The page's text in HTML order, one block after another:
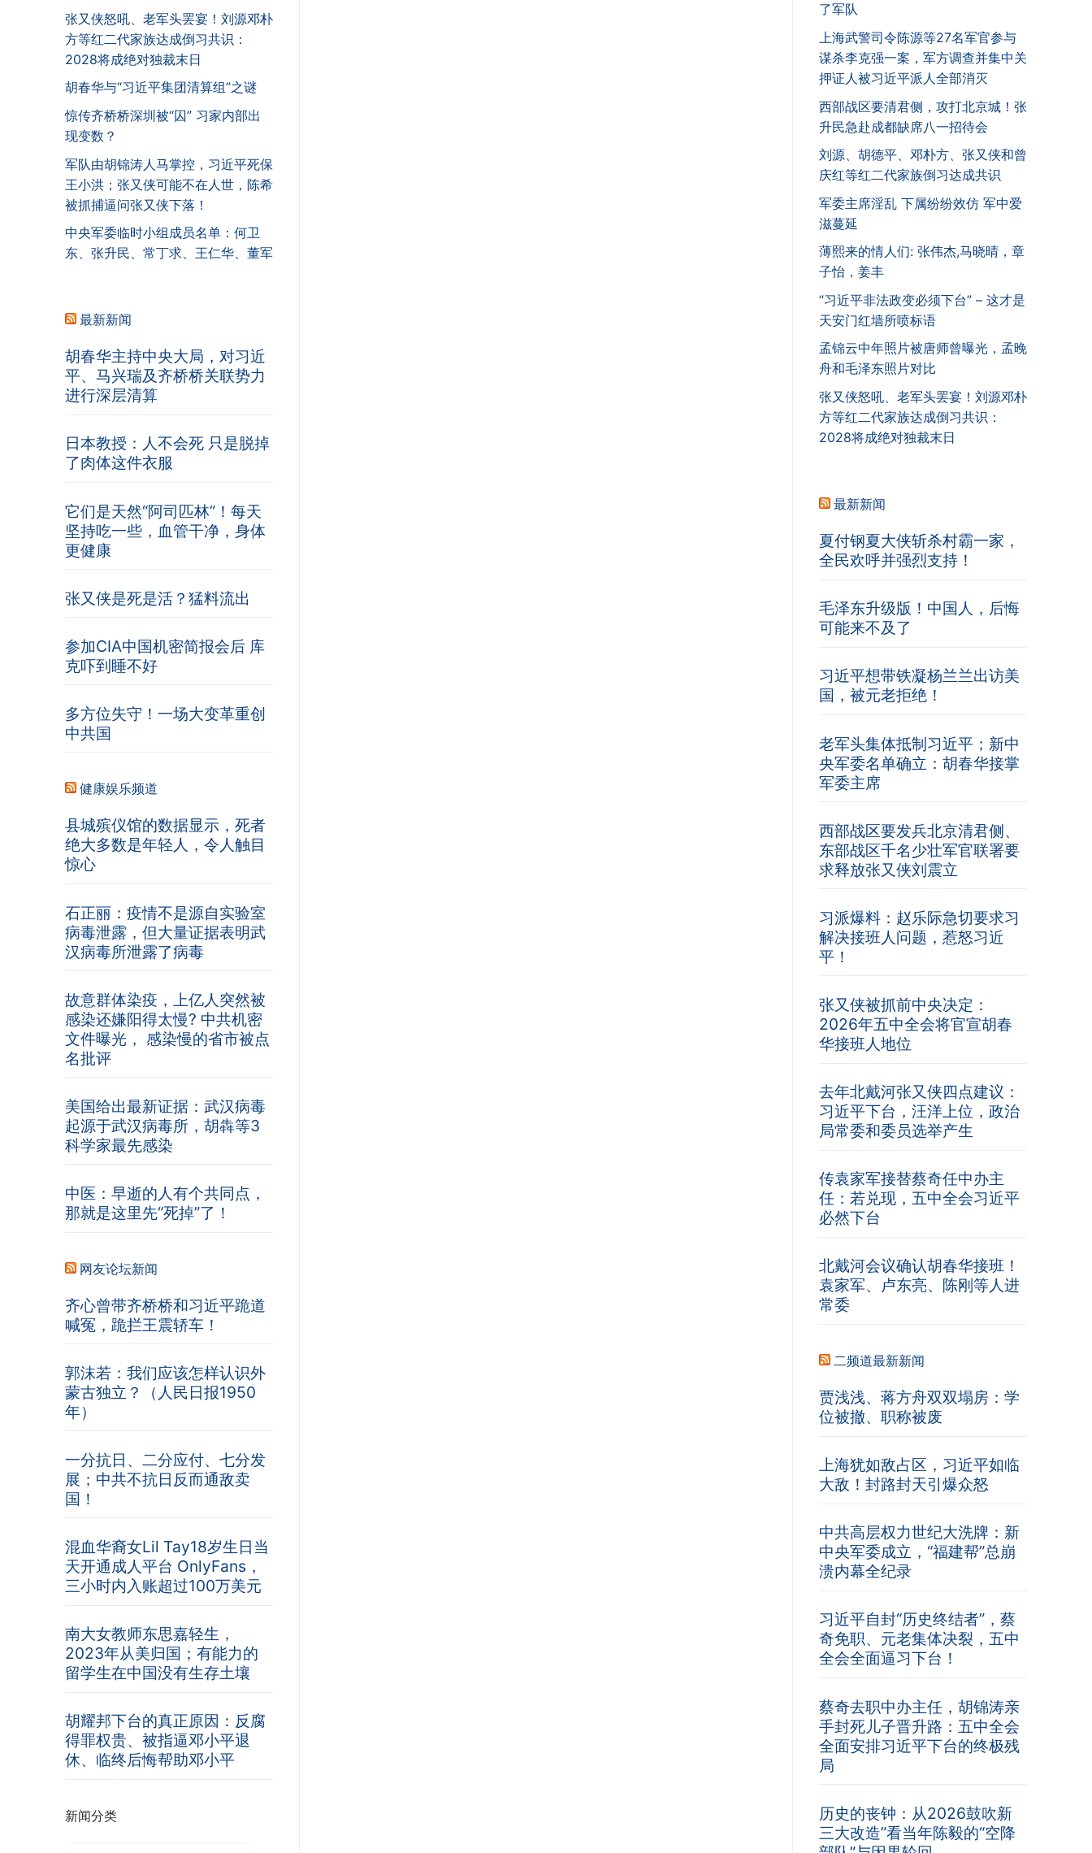
了军队
上海武警司令陈源等27名军官参与
谋杀李克强一案，军方调查并集中关
押证人被习近平派人全部消灭
西部战区要清君侧，攻打北京城！张
升民急赴成都缺席八一招待会
刘源、胡德平、邓朴方、张又侠和曾
庆红等红二代家族倒习达成共识
军委主席淫乱 下属纷纷效仿 军中爱
滋蔓延
薄熙来的情人们: 张伟杰,马晓晴，章
子怡，姜丰
“习近平非法政变必须下台” – 这才是
天安门红墙所喷标语
孟锦云中年照片被唐师曾曝光，孟晚
舟和毛泽东照片对比
张又侠怒吼、老军头罢宴！刘源邓朴
方等红二代家族达成倒习共识：
2028将成绝对独裁末日
最新新闻
夏付钢夏大侠斩杀村霸一家，
全民欢呼并强烈支持！
毛泽东升级版！中国人，后悔
可能来不及了
习近平想带铁凝杨兰兰出访美
国，被元老拒绝！
老军头集体抵制习近平；新中
央军委名单确立：胡春华接掌
军委主席
西部战区要发兵北京清君侧、
东部战区千名少壮军官联署要
求释放张又侠刘震立
习派爆料：赵乐际急切要求习
解决接班人问题，惹怒习近
平！
张又侠被抓前中央决定：
2026年五中全会将官宣胡春
华接班人地位
去年北戴河张又侠四点建议：
习近平下台，汪洋上位，政治
局常委和委员选举产生
传袁家军接替蔡奇任中办主
任：若兑现，五中全会习近平
必然下台
北戴河会议确认胡春华接班！
袁家军、卢东亮、陈刚等人进
常委
二频道最新新闻
贾浅浅、蒋方舟双双塌房：学
位被撤、职称被废
上海犹如敌占区，习近平如临
大敌！封路封天引爆众怒
中共高层权力世纪大洗牌：新
中央军委成立，“福建帮”总崩
溃内幕全纪录
习近平自封“历史终结者”，蔡
奇免职、元老集体决裂，五中
全会全面逼习下台！
蔡奇去职中办主任，胡锦涛亲
手封死儿子晋升路：五中全会
全面安排习近平下台的终极残
局
历史的丧钟：从2026鼓吹新
三大改造”看当年陈毅的“空降
张又侠怒吼、老军头罢宴！刘源邓朴
方等红二代家族达成倒习共识：
2028将成绝对独裁末日
胡春华与“习近平集团清算组”之谜
惊传齐桥桥深圳被“囚” 习家内部出
现变数？
军队由胡锦涛人马掌控，习近平死保
王小洪；张又侠可能不在人世，陈希
被抓捕逼问张又侠下落！
中央军委临时小组成员名单：何卫
东、张升民、常丁求、王仁华、董军
最新新闻
胡春华主持中央大局，对习近
平、马兴瑞及齐桥桥关联势力
进行深层清算
日本教授：人不会死 只是脱掉
了肉体这件衣服
它们是天然“阿司匹林”！每天
坚持吃一些，血管干净，身体
更健康
张又侠是死是活？猛料流出
参加CIA中国机密简报会后 库
克吓到睡不好
多方位失守！一场大变革重创
中共国
健康娱乐频道
县城殡仪馆的数据显示，死者
绝大多数是年轻人，令人触目
惊心
石正丽：疫情不是源自实验室
病毒泄露，但大量证据表明武
汉病毒所泄露了病毒
故意群体染疫，上亿人突然被
感染还嫌阳得太慢? 中共机密
文件曝光， 感染慢的省市被点
名批评
美国给出最新证据：武汉病毒
起源于武汉病毒所，胡犇等3
科学家最先感染
中医：早逝的人有个共同点，
那就是这里先“死掉”了！
网友论坛新闻
齐心曾带齐桥桥和习近平跪道
喊冤，跪拦王震轿车！
郭沫若：我们应该怎样认识外
蒙古独立？（人民日报1950
年）
一分抗日、二分应付、七分发
展；中共不抗日反而通敌卖
国！
混血华裔女Lil Tay18岁生日当
天开通成人平台 OnlyFans，
三小时内入账超过100万美元
南大女教师东思嘉轻生，
2023年从美归国；有能力的
留学生在中国没有生存土壤
胡耀邦下台的真正原因：反腐
得罪权贵、被指逼邓小平退
休、临终后悔帮助邓小平
新闻分类